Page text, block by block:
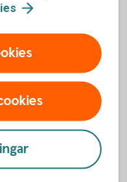
kr
kr.Förväntad
kr.